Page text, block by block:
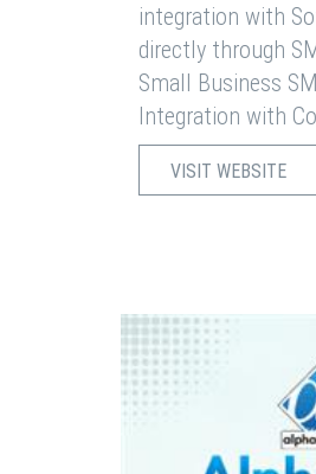
integration with
directly through
Small Business
Integration with
VISIT WEBSITE